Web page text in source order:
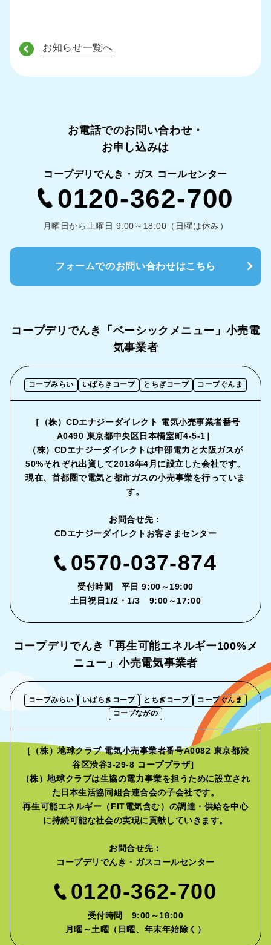
お知らせ一覧へ
お電話でのお問い合わせ・
お申し込みは
コープデリでんき・ガス コールセンター
0120-362-700
月曜日から土曜日 9:00～18:00（日曜は休み）
フォームでのお問い合わせはこちら
コープデリでんき「ベーシックメニュー」 小売電
気事業者
コープみらい いばらきコープ とちぎコープ コープぐんま
［（株）CDエナジーダイレクト 電気小売事業者番号
A0490 東京都中央区日本橋室町4-5-1］
（株）CDエナジーダイレクトは中部電力と大阪ガスが
50%それぞれ出資して2018年4月に設立した会社です。
現在、首都圏で電気と都市ガスの小売事業を行っていま
す。
お問合せ先：
CDエナジーダイレクトお客さまセンター
0570-037-874
受付時間 平日 9:00～19:00
土日祝日1/2・1/3 9:00～17:00
コープデリでんき「再生可能エネルギー100%メ
ニュー」小売電気事業者
コープみらい いばらきコープ とちぎコープ
コープぐんま
コープながの
［（株）地球クラブ 電気小売事業者番号A0082 東京都渋
谷区渋谷3-29-8 コーププラザ］
（株）地球クラブは生協の電力事業を担うために設立され
た日本生活協同組合連合会の子会社です。
再生可能エネルギー（FIT電気含む）の調達・供給を中心
に持続可能な社会の実現に貢献していきます。
お問合せ先：
コープデリでんき・ガスコールセンター
0120-362-700
受付時間 9:00～18:00
月曜～土曜（日曜、年末年始除く）